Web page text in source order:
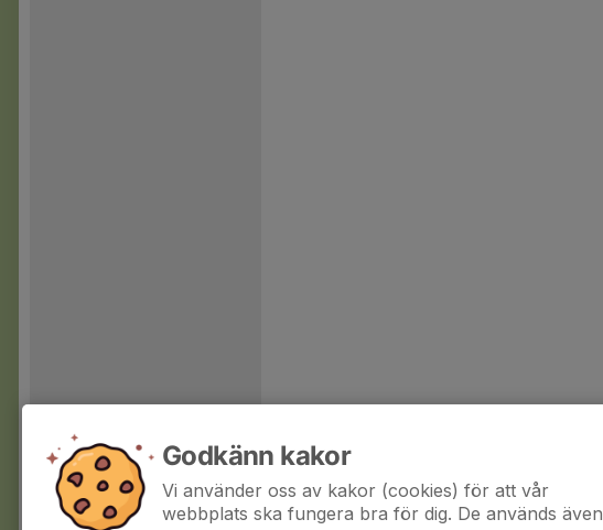
Godkänn kakor
Vi använder oss av kakor (cookies) för att vår
webbplats ska fungera bra för dig. De används även